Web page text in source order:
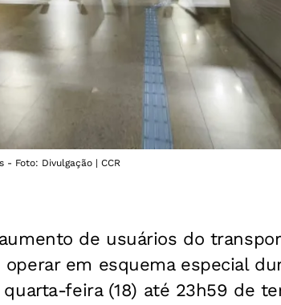
- Foto: Divulgação | CCR
de usuários do
em esquema especial
feira (18) até 23h59 de